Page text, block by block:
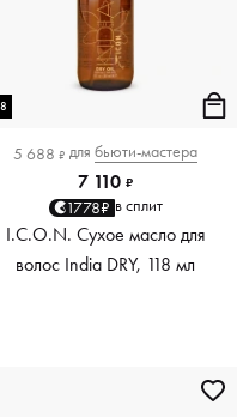
5 688 ₽ для бьюти-мастера
7 110 ₽
1778₽ в сплит
I.C.O.N. Сухое масло для
волос India DRY, 118 мл